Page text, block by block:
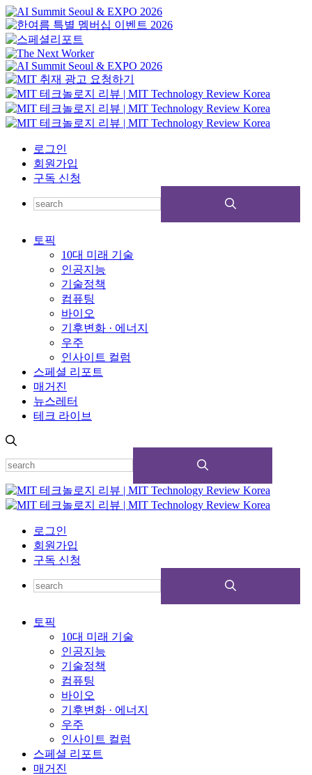
로그인
회원가입
구독 신청
토픽
10대 미래 기술
인공지능
기술정책
컴퓨팅
바이오
기후변화 · 에너지
우주
인사이트 컬럼
스페셜 리포트
매거진
뉴스레터
테크 라이브
로그인
회원가입
구독 신청
토픽
10대 미래 기술
인공지능
기술정책
컴퓨팅
바이오
기후변화 · 에너지
우주
인사이트 컬럼
스페셜 리포트
매거진